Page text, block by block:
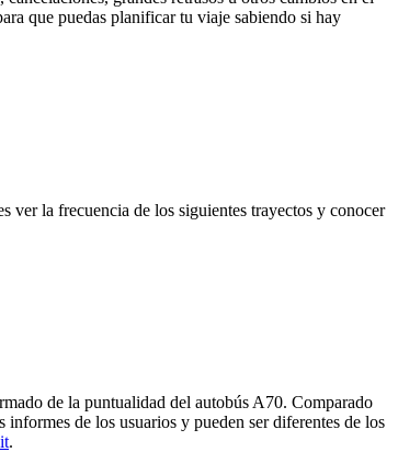
que puedas planificar tu viaje sabiendo si hay
ver la frecuencia de los siguientes trayectos y conocer
de la puntualidad del autobús A70. Comparado
de los usuarios y pueden ser diferentes de los
.